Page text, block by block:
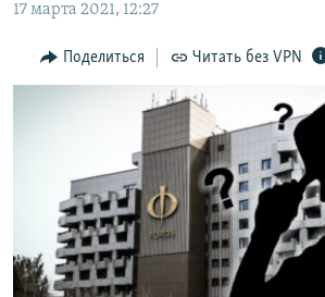
ТЕЛЕПРОЕКТ КРЫМ.РЕАЛИИ
СОВЕТЫ ПРАВОЗАЩИТНИКОВ
ПРОПАВШИЕ БЕЗ ВЕСТИ
ПОБЕДИТЕЛЕЙ НЕ СУДЯТ?
КРЫМ.НЕПОКОРЕННЫЙ
ELIFBE
УКРАИНСКАЯ ПРОБЛЕМА КРЫМА
Все сайты RFE/RL
17 марта 2021, 12:27
Поделиться Читать без VPN